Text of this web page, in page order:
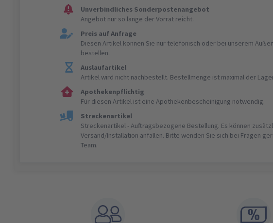
Unverbindliches Sonderpostenangebot
Angebot nur so lange der Vorrat reicht.
Preis auf Anfrage
Diesen Artikel können Sie nur telefonisch oder bei unserem
bestellen.
Auslaufartikel
Artikel wird nicht nachbestellt. Bestellmenge ist maximal der
Apothekenpflichtig
Für diesen Artikel ist eine Apothekenbescheinigung notwendig.
Streckenartikel
Streckenartikel - Auftragsbezogene Bestellung. Es können
Versand/Installation anfallen. Bitte wenden Sie sich bei Fragen
Team.